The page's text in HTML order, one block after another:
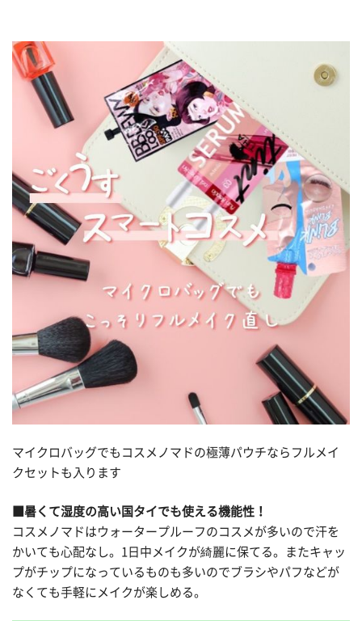
マイクロバッグでもコスメノマドの極薄パウチならフルメイ
クセットも入ります
■暑くて湿度の高い国タイでも使える機能性！
コスメノマドはウォータープルーフのコスメが多いので汗を
かいても心配なし。1日中メイクが綺麗に保てる。またキャッ
プがチップになっているものも多いのでブラシやパフなどが
なくても手軽にメイクが楽しめる。